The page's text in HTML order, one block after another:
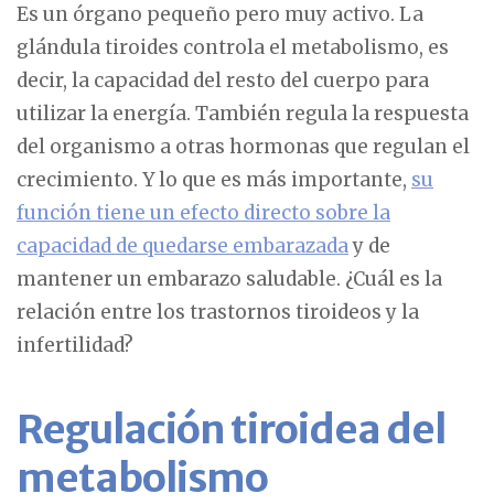
Es un órgano pequeño pero muy activo. La
glándula tiroides controla el metabolismo, es
decir, la capacidad del resto del cuerpo para
utilizar la energía. También regula la respuesta
del organismo a otras hormonas que regulan el
crecimiento. Y lo que es más importante, su
función tiene un efecto directo sobre la
capacidad de quedarse embarazaday de
mantener un embarazo saludable. ¿Cuál es la
relación entre los trastornos tiroideos y la
infertilidad?
Regulación tiroidea del
metabolismo